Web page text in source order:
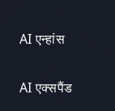
AI एन्हांस
AI एक्सपैंड